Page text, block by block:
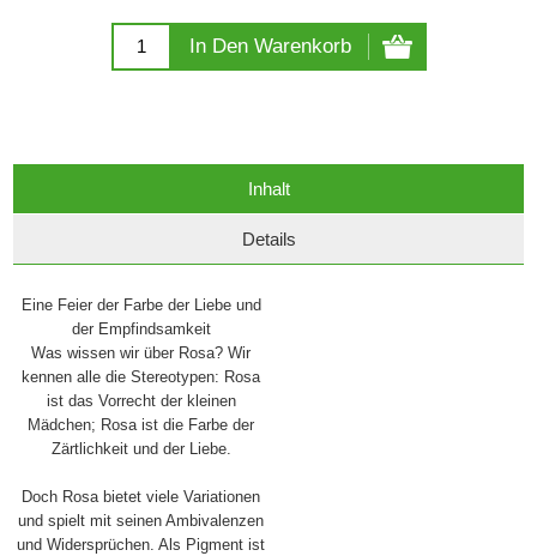
In Den Warenkorb
Inhalt
Details
Eine Feier der Farbe der Liebe und
der Empfindsamkeit
Was wissen wir über Rosa? Wir
kennen alle die Stereotypen: Rosa
ist das Vorrecht der kleinen
Mädchen; Rosa ist die Farbe der
Zärtlichkeit und der Liebe.
Doch Rosa bietet viele Variationen
und spielt mit seinen Ambivalenzen
und Widersprüchen. Als Pigment ist